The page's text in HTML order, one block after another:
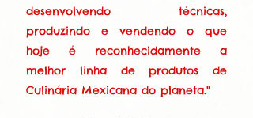
desenvolvendo técnicas,
produzindo e vendendo o que
hoje é reconhecidamente a
melhor linha de produtos de
Culinária Mexicana do planeta."